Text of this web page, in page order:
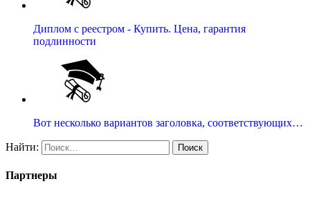
Диплом с реестром - Купить. Цена, гарантия
подлинности
Вот несколько вариантов заголовка, соответствующих…
Найти:
Партнеры